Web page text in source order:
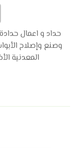
حداد و اعمال
وصنع وإصلاح
المعدنية